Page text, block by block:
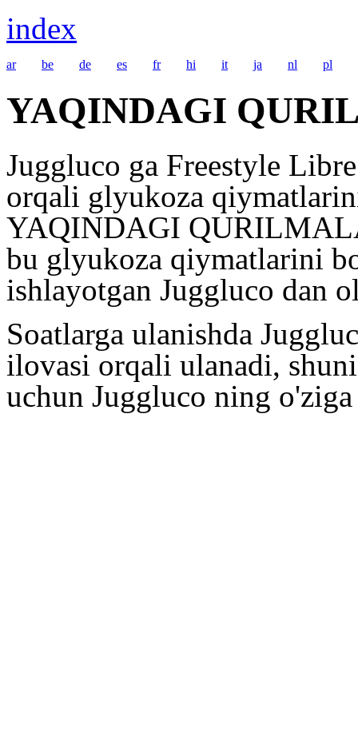
index
ar be de es fr hi it ja nl pl
YAQINDAGI
Juggluco ga Freestyle
orqali glyukoza
YAQINDAGI
bu glyukoza qiymatlarini
ishlayotgan Juggluco dan
Soatlarga ulanishda
ilovasi orqali ulanadi,
uchun Juggluco ning